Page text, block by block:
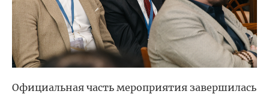
Официальная часть мероприятия завершилась